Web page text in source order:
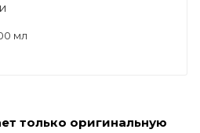
мл
только оригинальную